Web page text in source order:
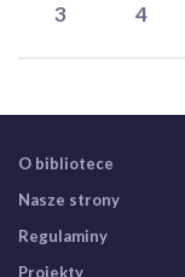
3 4
O bibliotece
Nasze strony
Regulaminy
Projekty